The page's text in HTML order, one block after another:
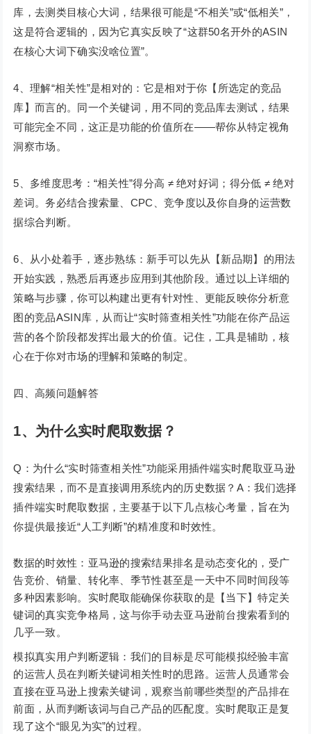
库，去测类目核心大词，结果很可能是“不相关”或“低相关”，
这是符合逻辑的，因为它真实反映了“这群50名开外的ASIN
在核心大词下确实没啥位置”。
4、理解“相关性”是相对的：它是相对于你【所选定的竞品
库】而言的。同一个关键词，用不同的竞品库去测试，结果
可能完全不同，这正是功能的价值所在——帮你从特定视角
洞察市场。
5、多维度思考：“相关性”得分高 ≠ 绝对好词；得分低 ≠ 绝对
差词。务必结合搜索量、CPC、竞争度以及你自身的运营数
据综合判断。
6、从小处着手，逐步熟练：新手可以先从【新品期】的用法
开始实践，熟悉后再逐步应用到其他阶段。通过以上详细的
策略与步骤，你可以构建出更有针对性、更能反映你分析意
图的竞品ASIN库，从而让“实时筛查相关性”功能在你产品运
营的各个阶段都发挥出最大的价值。记住，工具是辅助，核
心在于你对市场的理解和策略的制定。
四、高频问题解答
1、为什么实时爬取数据？
Q：为什么“实时筛查相关性”功能采用插件端实时爬取亚马逊
搜索结果，而不是直接调用系统内的历史数据？A：我们选择
插件端实时爬取数据，主要基于以下几点核心考量，旨在为
你提供最接近“人工判断”的精准度和时效性。
数据的时效性：亚马逊的搜索结果排名是动态变化的，受广
告竞价、销量、转化率、季节性甚至是一天中不同时间段等
多种因素影响。实时爬取能确保你获取的是【当下】特定关
键词的真实竞争格局，这与你手动去亚马逊前台搜索看到的
几乎一致。
模拟真实用户判断逻辑：我们的目标是尽可能模拟经验丰富
的运营人员在判断关键词相关性时的思路。运营人员通常会
直接在亚马逊上搜索关键词，观察当前哪些类型的产品排在
前面，从而判断该词与自己产品的匹配度。实时爬取正是复
现了这个“眼见为实”的过程。